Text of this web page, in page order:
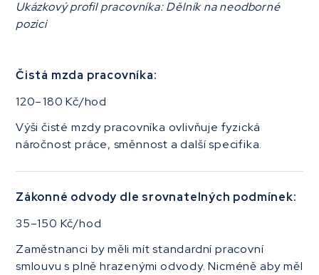
Ukázkový profil pracovníka: Dělník na neodborné
pozici
Čistá mzda pracovníka:
120–⁠180 Kč/hod
Výši čisté mzdy pracovníka ovlivňuje fyzická
náročnost práce, směnnost a další specifika.
Zákonné odvody dle srovnatelných podmínek:
35–150 Kč/hod
Zaměstnanci by měli mít standardní pracovní
smlouvu s plně hrazenými odvody. Nicméně aby měl